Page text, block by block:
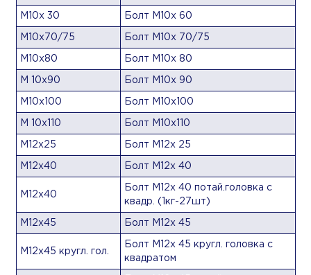
М10х 30 Болт М10х 60
М10х70/75 Болт М10х 70/75
М10х80 Болт М10х 80
М 10х90 Болт М10х 90
М10х100 Болт М10х100
М 10х110 Болт М10х110
М12х25 Болт М12х 25
М12х40 Болт М12х 40
М12х40
Болт М12х 40 потай.головка с
квадр. (1кг-27шт)
М12х45 Болт М12х 45
М12х45 кругл. гол.
Болт М12х 45 кругл. головка с
квадратом